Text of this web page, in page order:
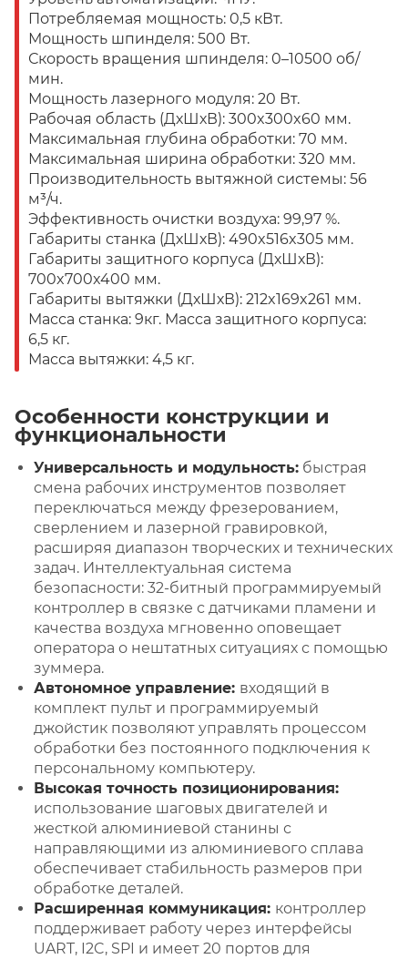
Потребляемая мощность: 0,5 кВт.
Мощность шпинделя: 500 Вт.
Скорость вращения шпинделя: 0–10500 об/
мин.
Мощность лазерного модуля: 20 Вт.
Рабочая область (ДхШхВ): 300x300x60 мм.
Максимальная глубина обработки: 70 мм.
Максимальная ширина обработки: 320 мм.
Производительность вытяжной системы: 56
м³/ч.
Эффективность очистки воздуха: 99,97 %.
Габариты станка (ДхШхВ): 490x516x305 мм.
Габариты защитного корпуса (ДхШхВ):
700x700x400 мм.
Габариты вытяжки (ДхШхВ): 212x169x261 мм.
Масса станка: 9кг. Масса защитного корпуса:
6,5 кг.
Масса вытяжки: 4,5 кг.
Особенности конструкции и
функциональности
Универсальность и модульность: быстрая
смена рабочих инструментов позволяет
переключаться между фрезерованием,
сверлением и лазерной гравировкой,
расширяя диапазон творческих и технических
задач. Интеллектуальная система
безопасности: 32-битный программируемый
контроллер в связке с датчиками пламени и
качества воздуха мгновенно оповещает
оператора о нештатных ситуациях с помощью
зуммера.
Автономное управление: входящий в
комплект пульт и программируемый
джойстик позволяют управлять процессом
обработки без постоянного подключения к
персональному компьютеру.
Высокая точность позиционирования:
использование шаговых двигателей и
жесткой алюминиевой станины с
направляющими из алюминиевого сплава
обеспечивает стабильность размеров при
обработке деталей.
Расширенная коммуникация: контроллер
поддерживает работу через интерфейсы
UART, I2C, SPI и имеет 20 портов для